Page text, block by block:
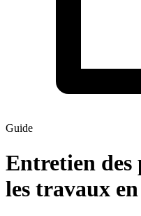
Guide
Entretien des
les travaux